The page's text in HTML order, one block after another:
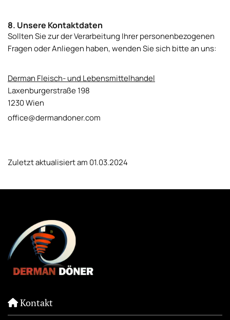
8. Unsere Kontaktdaten
Sollten Sie zur der Verarbeitung Ihrer personenbezogenen
Fragen oder Anliegen haben, wenden Sie sich bitte an uns:
Derman Fleisch- und Lebensmittelhandel
Laxenburgerstraße 198
1230 Wien
office@dermandoner.com
Zuletzt aktualisiert am 01.03.2024
Kontakt